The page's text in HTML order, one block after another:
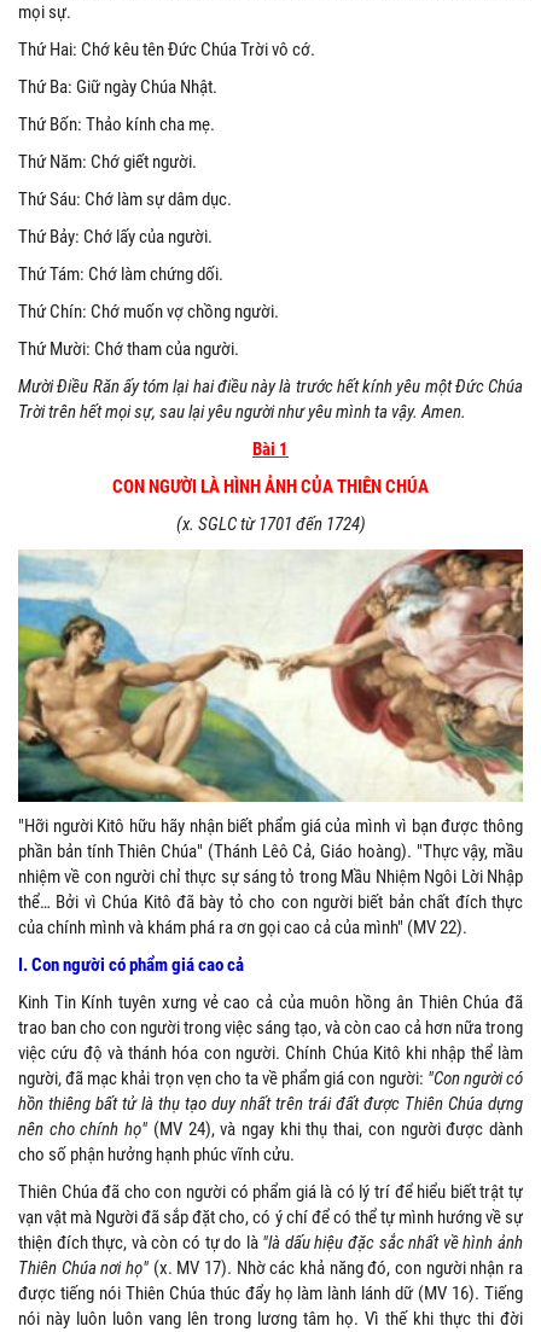
mọi sự.
Thứ Hai: Chớ kêu tên Đức Chúa Trời vô cớ.
Thứ Ba: Giữ ngày Chúa Nhật.
Thứ Bốn: Thảo kính cha mẹ.
Thứ Năm: Chớ giết người.
Thứ Sáu: Chớ làm sự dâm dục.
Thứ Bảy: Chớ lấy của người.
Thứ Tám: Chớ làm chứng dối.
Thứ Chín: Chớ muốn vợ chồng người.
Thứ Mười: Chớ tham của người.
Mười Điều Răn ấy tóm lại hai điều này là trước hết kính yêu một Đức Chúa
Trời trên hết mọi sự, sau lại yêu người như yêu mình ta vậy. Amen.
Bài 1
CON NGƯỜI LÀ HÌNH ẢNH CỦA THIÊN CHÚA
(x. SGLC từ 1701 đến 1724)
"Hỡi người Kitô hữu hãy nhận biết phẩm giá của mình vì bạn được thông
phần bản tính Thiên Chúa" (Thánh Lêô Cả, Giáo hoàng). "Thực vậy, mầu
nhiệm về con người chỉ thực sự sáng tỏ trong Mầu Nhiệm Ngôi Lời Nhập
thể… Bởi vì Chúa Kitô đã bày tỏ cho con người biết bản chất đích thực
của chính mình và khám phá ra ơn gọi cao cả của mình" (MV 22).
I. Con người có phẩm giá cao cả
Kinh Tin Kính tuyên xưng vẻ cao cả của muôn hồng ân Thiên Chúa đã
trao ban cho con người trong việc sáng tạo, và còn cao cả hơn nữa trong
việc cứu độ và thánh hóa con người. Chính Chúa Kitô khi nhập thể làm
người, đã mạc khải trọn vẹn cho ta về phẩm giá con người: "Con người có
hồn thiêng bất tử là thụ tạo duy nhất trên trái đất được Thiên Chúa dựng
nên cho chính họ" (MV 24), và ngay khi thụ thai, con người được dành
cho số phận hưởng hạnh phúc vĩnh cửu.
Thiên Chúa đã cho con người có phẩm giá là có lý trí để hiểu biết trật tự
vạn vật mà Người đã sắp đặt cho, có ý chí để có thể tự mình hướng về sự
thiện đích thực, và còn có tự do là "là dấu hiệu đặc sắc nhất về hình ảnh
Thiên Chúa nơi họ" (x. MV 17). Nhờ các khả năng đó, con người nhận ra
được tiếng nói Thiên Chúa thúc đẩy họ làm lành lánh dữ (MV 16). Tiếng
nói này luôn luôn vang lên trong lương tâm họ. Vì thế khi thực thi đời